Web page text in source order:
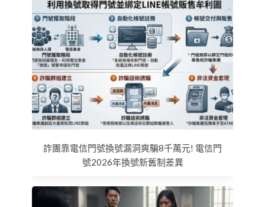
詐團靠電信門號換號漏洞爽騙8千萬元! 電信門
號2026年換號新舊制差異